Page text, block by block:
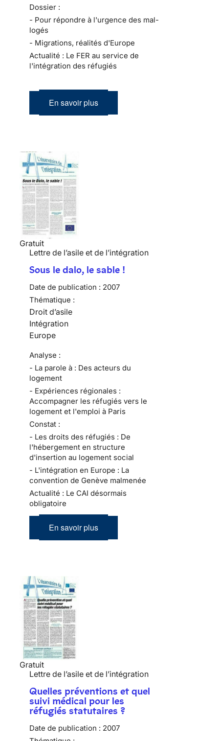
Dossier :
- Pour répondre à l'urgence des mal-
logés
- Migrations, réalités d'Europe
Actualité : Le FER au service de
l'intégration des réfugiés
En savoir plus
Gratuit
Lettre de l’asile et de l’intégration
Sous le dalo, le sable !
Date de publication : 2007
Thématique :
Droit d’asile
Intégration
Europe
Analyse :
- La parole à : Des acteurs du
logement
- Expériences régionales :
Accompagner les réfugiés vers le
logement et l'emploi à Paris
Constat :
- Les droits des réfugiés : De
l'hébergement en structure
d'insertion au logement social
- L'intégration en Europe : La
convention de Genève malmenée
Actualité : Le CAI désormais
obligatoire
En savoir plus
Gratuit
Lettre de l’asile et de l’intégration
Quelles préventions et quel
suivi médical pour les
réfugiés statutaires ?
Date de publication : 2007